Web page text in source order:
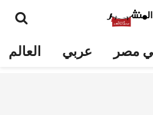
مصر عربي العالم